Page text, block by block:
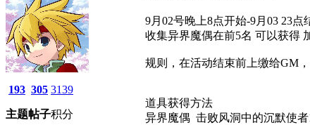
193
主题
305
帖子
3139
积分
9月02号晚上8点开始-9月03 23点
收集异界魔偶在前5名 可以获得
规则，在活动结束前上缴给GM
道具获得方法
异界魔偶 击败风洞中的沉默使者